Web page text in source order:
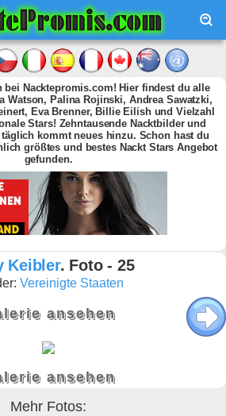
bei Nacktepromis.com! Hier findest du alle
Watson, Palina Rojinski, Andrea Sawatzki,
Eva Brenner, Billie Eilish und Vielzahl
Stars! Zehntausende Nacktbilder und
täglich kommt neues hinzu. Schon hast du
größtes und bestes Nackt Stars Angebot
gefunden.
Keibler. Foto - 25
Vereinigte Staaten
ansehen
ansehen
Mehr Fotos: